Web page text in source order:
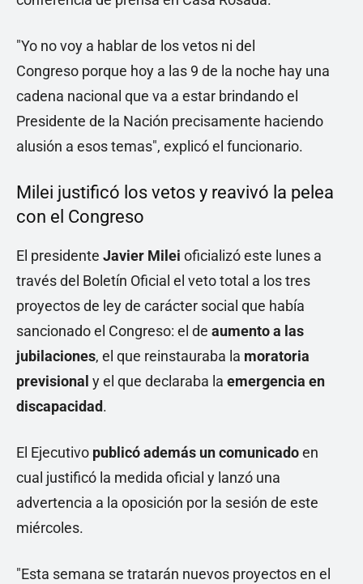
"Yo no voy a hablar de los vetos ni del
Congreso porque hoy a las 9 de la noche hay una
cadena nacional que va a estar brindando el
Presidente de la Nación precisamente haciendo
alusión a esos temas", explicó el funcionario.
Milei justificó los vetos y reavivó la pelea
con el Congreso
El presidente Javier Milei oficializó este lunes a
través del Boletín Oficial el veto total a los tres
proyectos de ley de carácter social que había
sancionado el Congreso: el de aumento a las
jubilaciones, el que reinstauraba la moratoria
previsional y el que declaraba la emergencia en
discapacidad.
El Ejecutivo publicó además un comunicadoen
cual justificó la medida oficial y lanzó una
advertencia a la oposición por la sesión de este
miércoles.
"Esta semana se tratarán nuevos proyectos en el